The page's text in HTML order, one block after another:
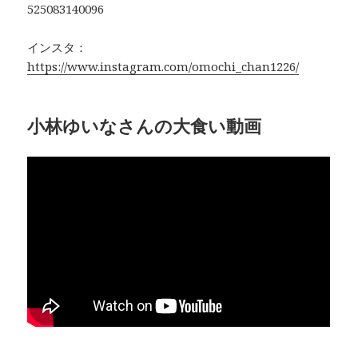
525083140096
インスタ：
https://www.instagram.com/omochi_chan1226/
小林ゆいなさんの大食い動画